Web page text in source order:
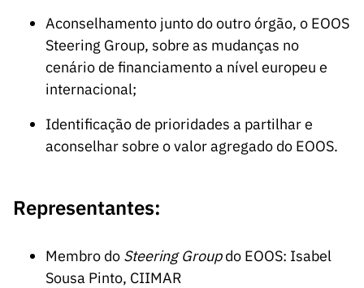
Apoios
PRR –
“Ciência +
“Ciência +
Capacitaç
ão”
Aconselhamento junto do outro órgão, o EOOS
Steering Group, sobre as mudanças no
cenário de financiamento a nível europeu e
internacional;
Identificação de prioridades a partilhar e
aconselhar sobre o valor agregado do EOOS.
Representantes:
Membro do Steering Groupdo EOOS: Isabel
Sousa Pinto, CIIMAR